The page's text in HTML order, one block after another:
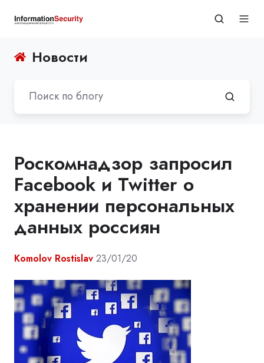
Новости
Роскомнадзор запросил
Facebook и Twitter о
хранении персональных
данных россиян
Komolov Rostislav 23/01/20